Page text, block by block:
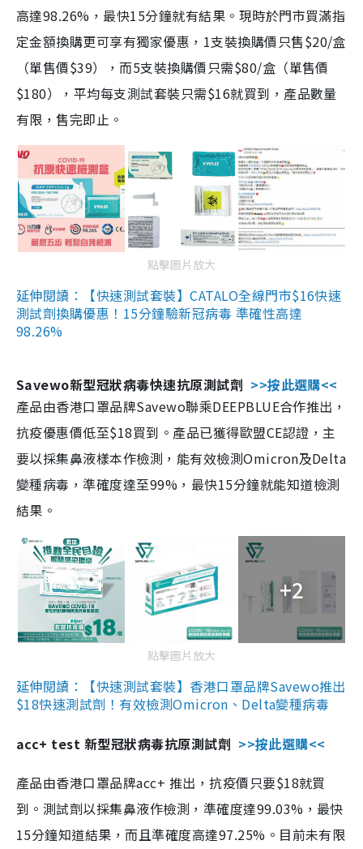
高達98.26%，最快15分鐘就有結果。現時於門市買滿指
定金額換購更可享有獨家優惠，1支裝換購價只售$20/盒
（單售價$39），而5支裝換購價只需$80/盒（單售價
$180），平均每支測試套裝只需$16就買到，產品數量
有限，售完即止。
點擊圖片放大
延伸閱讀：【快速測試套裝】CATALO全線門市$16快速
測試劑換購優惠！15分鐘驗新冠病毒 準確性高達
98.26%
Savewo新型冠狀病毒快速抗原測試劑 >>按此選購<<
產品由香港口罩品牌Savewo聯乘DEEPBLUE合作推出，
抗疫優惠價低至$18買到。產品已獲得歐盟CE認證，主
要以採集鼻液樣本作檢測，能有效檢測Omicron及Delta
變種病毒，準確度達至99%，最快15分鐘就能知道檢測
結果。
+2
點擊圖片放大
延伸閱讀：【快速測試套裝】香港口罩品牌Savewo推出
$18快速測試劑！有效檢測Omicron、Delta變種病毒
acc+ test 新型冠狀病毒抗原測試劑 >>按此選購<<
產品由香港口罩品牌acc+ 推出，抗疫價只要$18就買
到。測試劑以採集鼻液作檢測，準確度達99.03%，最快
15分鐘知道結果，而且準確度高達97.25%。目前未有限